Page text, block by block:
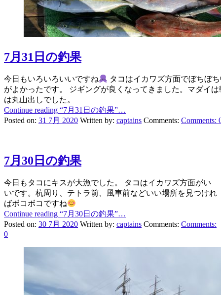
7月31日の釣果
今日もいろいろいいですね
タコはイカワズ方面でぼちぼ
がよかったです。 ジギングが良くなってきました。マダイ
は丸山出しでした。
Continue reading “7月31日の釣果”…
Posted on: 31 7月 2020 Written by: captains Comments: Comments:
7月30日の釣果
今日もタコにキスが大漁でした。 タコはイカワズ方面がい
いです。杭周り、テトラ前、風車前などいい場所を見つけれ
ばボコボコですね
Continue reading “7月30日の釣果”…
Posted on: 30 7月 2020 Written by: captains Comments: Comments:
0